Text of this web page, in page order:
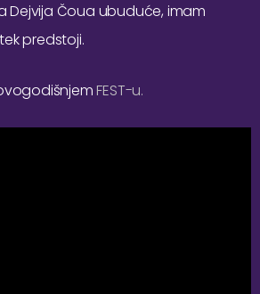
Dejvija Čoua ubuduće, imam
predstoji.
FEST-u.